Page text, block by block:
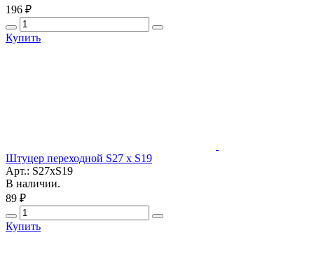
196 ₽
Купить
Штуцер переходной S27 x S19
Арт.: S27xS19
В наличии.
89 ₽
Купить